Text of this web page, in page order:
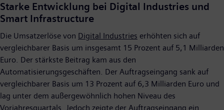
Starke Entwicklung bei Digital Industries und
Smart Infrastructure
Die Umsatzerlöse von Digital Industries erhöhten sich auf
vergleichbarer Basis um insgesamt 15 Prozent auf 5,1 Milliarden
Euro. Der stärkste Beitrag kam aus den
Automatisierungsgeschäften. Der Auftragseingang sank auf
vergleichbarer Basis um 13 Prozent auf 6,3 Milliarden Euro und
lag unter dem außergewöhnlich hohen Niveau des
Vorjahresquartals. Jedoch zeigte der Auftragseingang ein